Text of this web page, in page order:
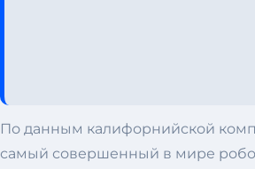
По данным калифорнийской
самый совершенный в мире